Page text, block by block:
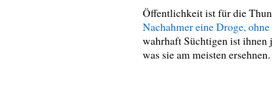
Öffentlichkeit ist für die
Nachahmer eine Droge,
wahrhaft Süchtigen ist ihnen
was sie am meisten ersehnen.